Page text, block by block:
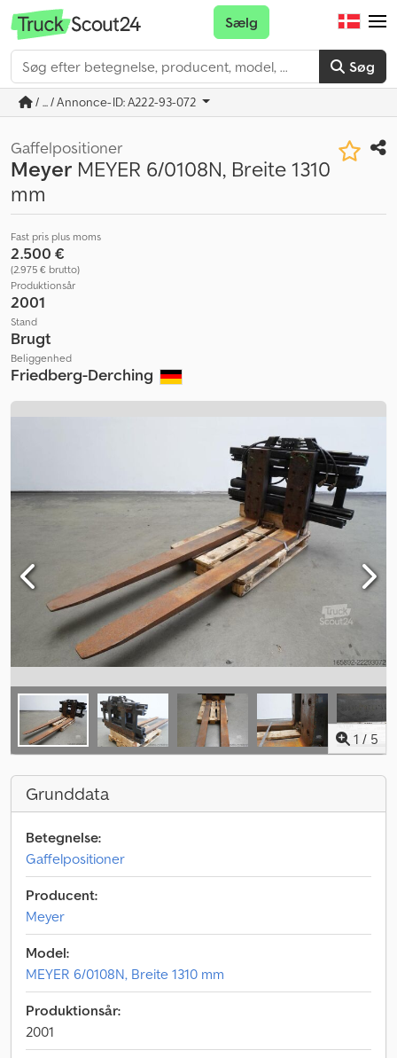
Søg
Sælg
/ ... / Annonce-ID: A222-93-072
Gaffelpositioner
Meyer MEYER 6/0108N, Breite 1310
mm
Fast pris plus moms
2.500 €
(2.975 € brutto)
Produktionsår
2001
Stand
Brugt
Beliggenhed
Friedberg-Derching
1 / 5
Grunddata
Betegnelse:
Gaffelpositioner
Producent:
Meyer
Model:
MEYER 6/0108N, Breite 1310 mm
Produktionsår:
2001